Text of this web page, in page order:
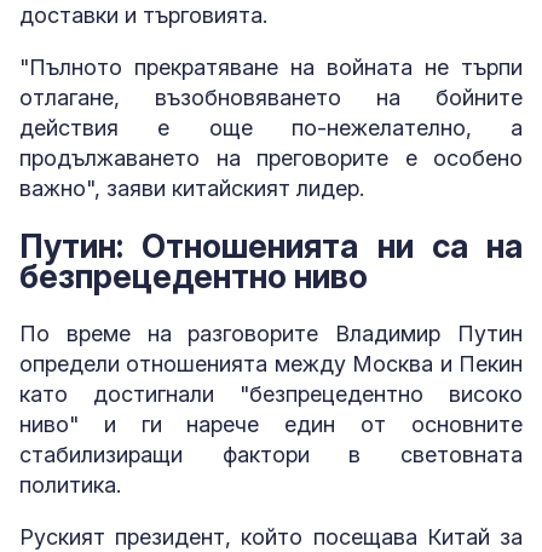
доставки и търговията.
"Пълното прекратяване на войната не търпи
отлагане, възобновяването на бойните
действия е още по-нежелателно, а
продължаването на преговорите е особено
важно", заяви китайският лидер.
Путин: Отношенията ни са на
безпрецедентно ниво
По време на разговорите Владимир Путин
определи отношенията между Москва и Пекин
като достигнали "безпрецедентно високо
ниво" и ги нарече един от основните
стабилизиращи фактори в световната
политика.
Руският президент, който посещава Китай за